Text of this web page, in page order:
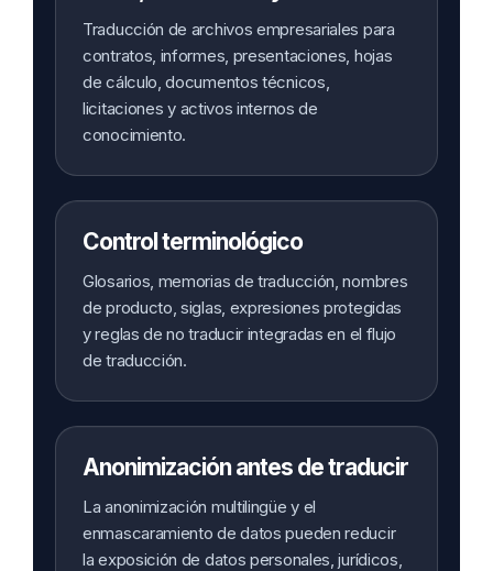
Traducción de archivos empresariales para
contratos, informes, presentaciones, hojas
de cálculo, documentos técnicos,
licitaciones y activos internos de
conocimiento.
Control terminológico
Glosarios, memorias de traducción, nombres
de producto, siglas, expresiones protegidas
y reglas de no traducir integradas en el flujo
de traducción.
Anonimización antes de traducir
La anonimización multilingüe y el
enmascaramiento de datos pueden reducir
la exposición de datos personales, jurídicos,